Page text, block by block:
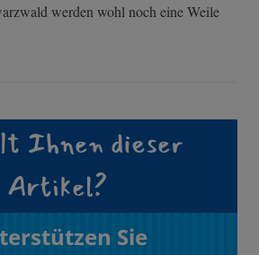
werden wohl noch eine Weile
Ihnen dieser
Artikel?
Sie